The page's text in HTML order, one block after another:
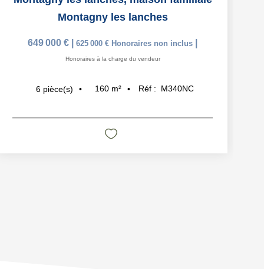
Montagny les lanches
649 000 € 625 000 € Honoraires non inclus
Honoraires à la charge du vendeur
6 pièce(s) 160 m² Réf : M340NC